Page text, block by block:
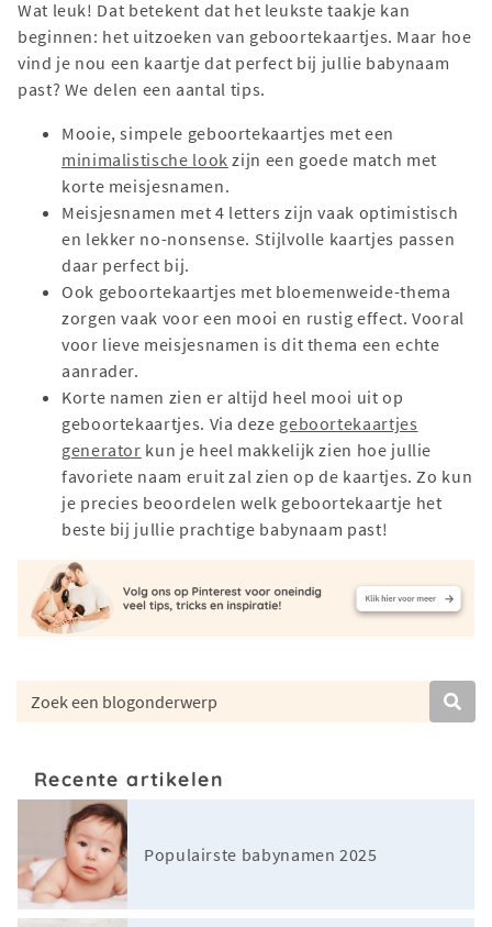
Wat leuk! Dat betekent dat het leukste taakje kan
beginnen: het uitzoeken van geboortekaartjes. Maar hoe
vind je nou een kaartje dat perfect bij jullie babynaam
past? We delen een aantal tips.
Mooie, simpele geboortekaartjes met een
minimalistische look zijn een goede match met
korte meisjesnamen.
Meisjesnamen met 4 letters zijn vaak optimistisch
en lekker no-nonsense. Stijlvolle kaartjes passen
daar perfect bij.
Ook geboortekaartjes met bloemenweide-thema
zorgen vaak voor een mooi en rustig effect. Vooral
voor lieve meisjesnamen is dit thema een echte
aanrader.
Korte namen zien er altijd heel mooi uit op
geboortekaartjes. Via deze geboortekaartjes
generator kun je heel makkelijk zien hoe jullie
favoriete naam eruit zal zien op de kaartjes. Zo kun
je precies beoordelen welk geboortekaartje het
beste bij jullie prachtige babynaam past!
Recente artikelen
Populairste babynamen 2025